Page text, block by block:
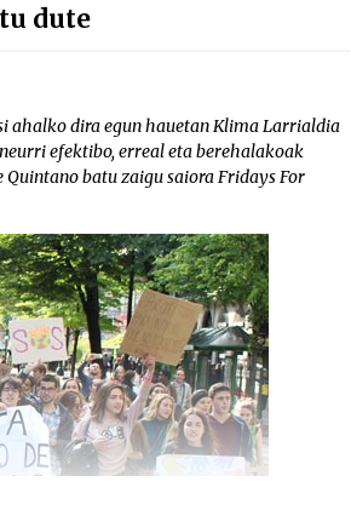
dute
ahalko dira egun hauetan Klima Larrialdia
efektibo, erreal eta berehalakoak
batu zaigu saiora Fridays For